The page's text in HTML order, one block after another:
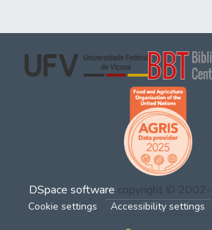
DSpace software copyright ©
Cookie settings Accessibility settings